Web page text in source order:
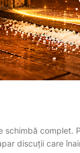
complet.
discuții care